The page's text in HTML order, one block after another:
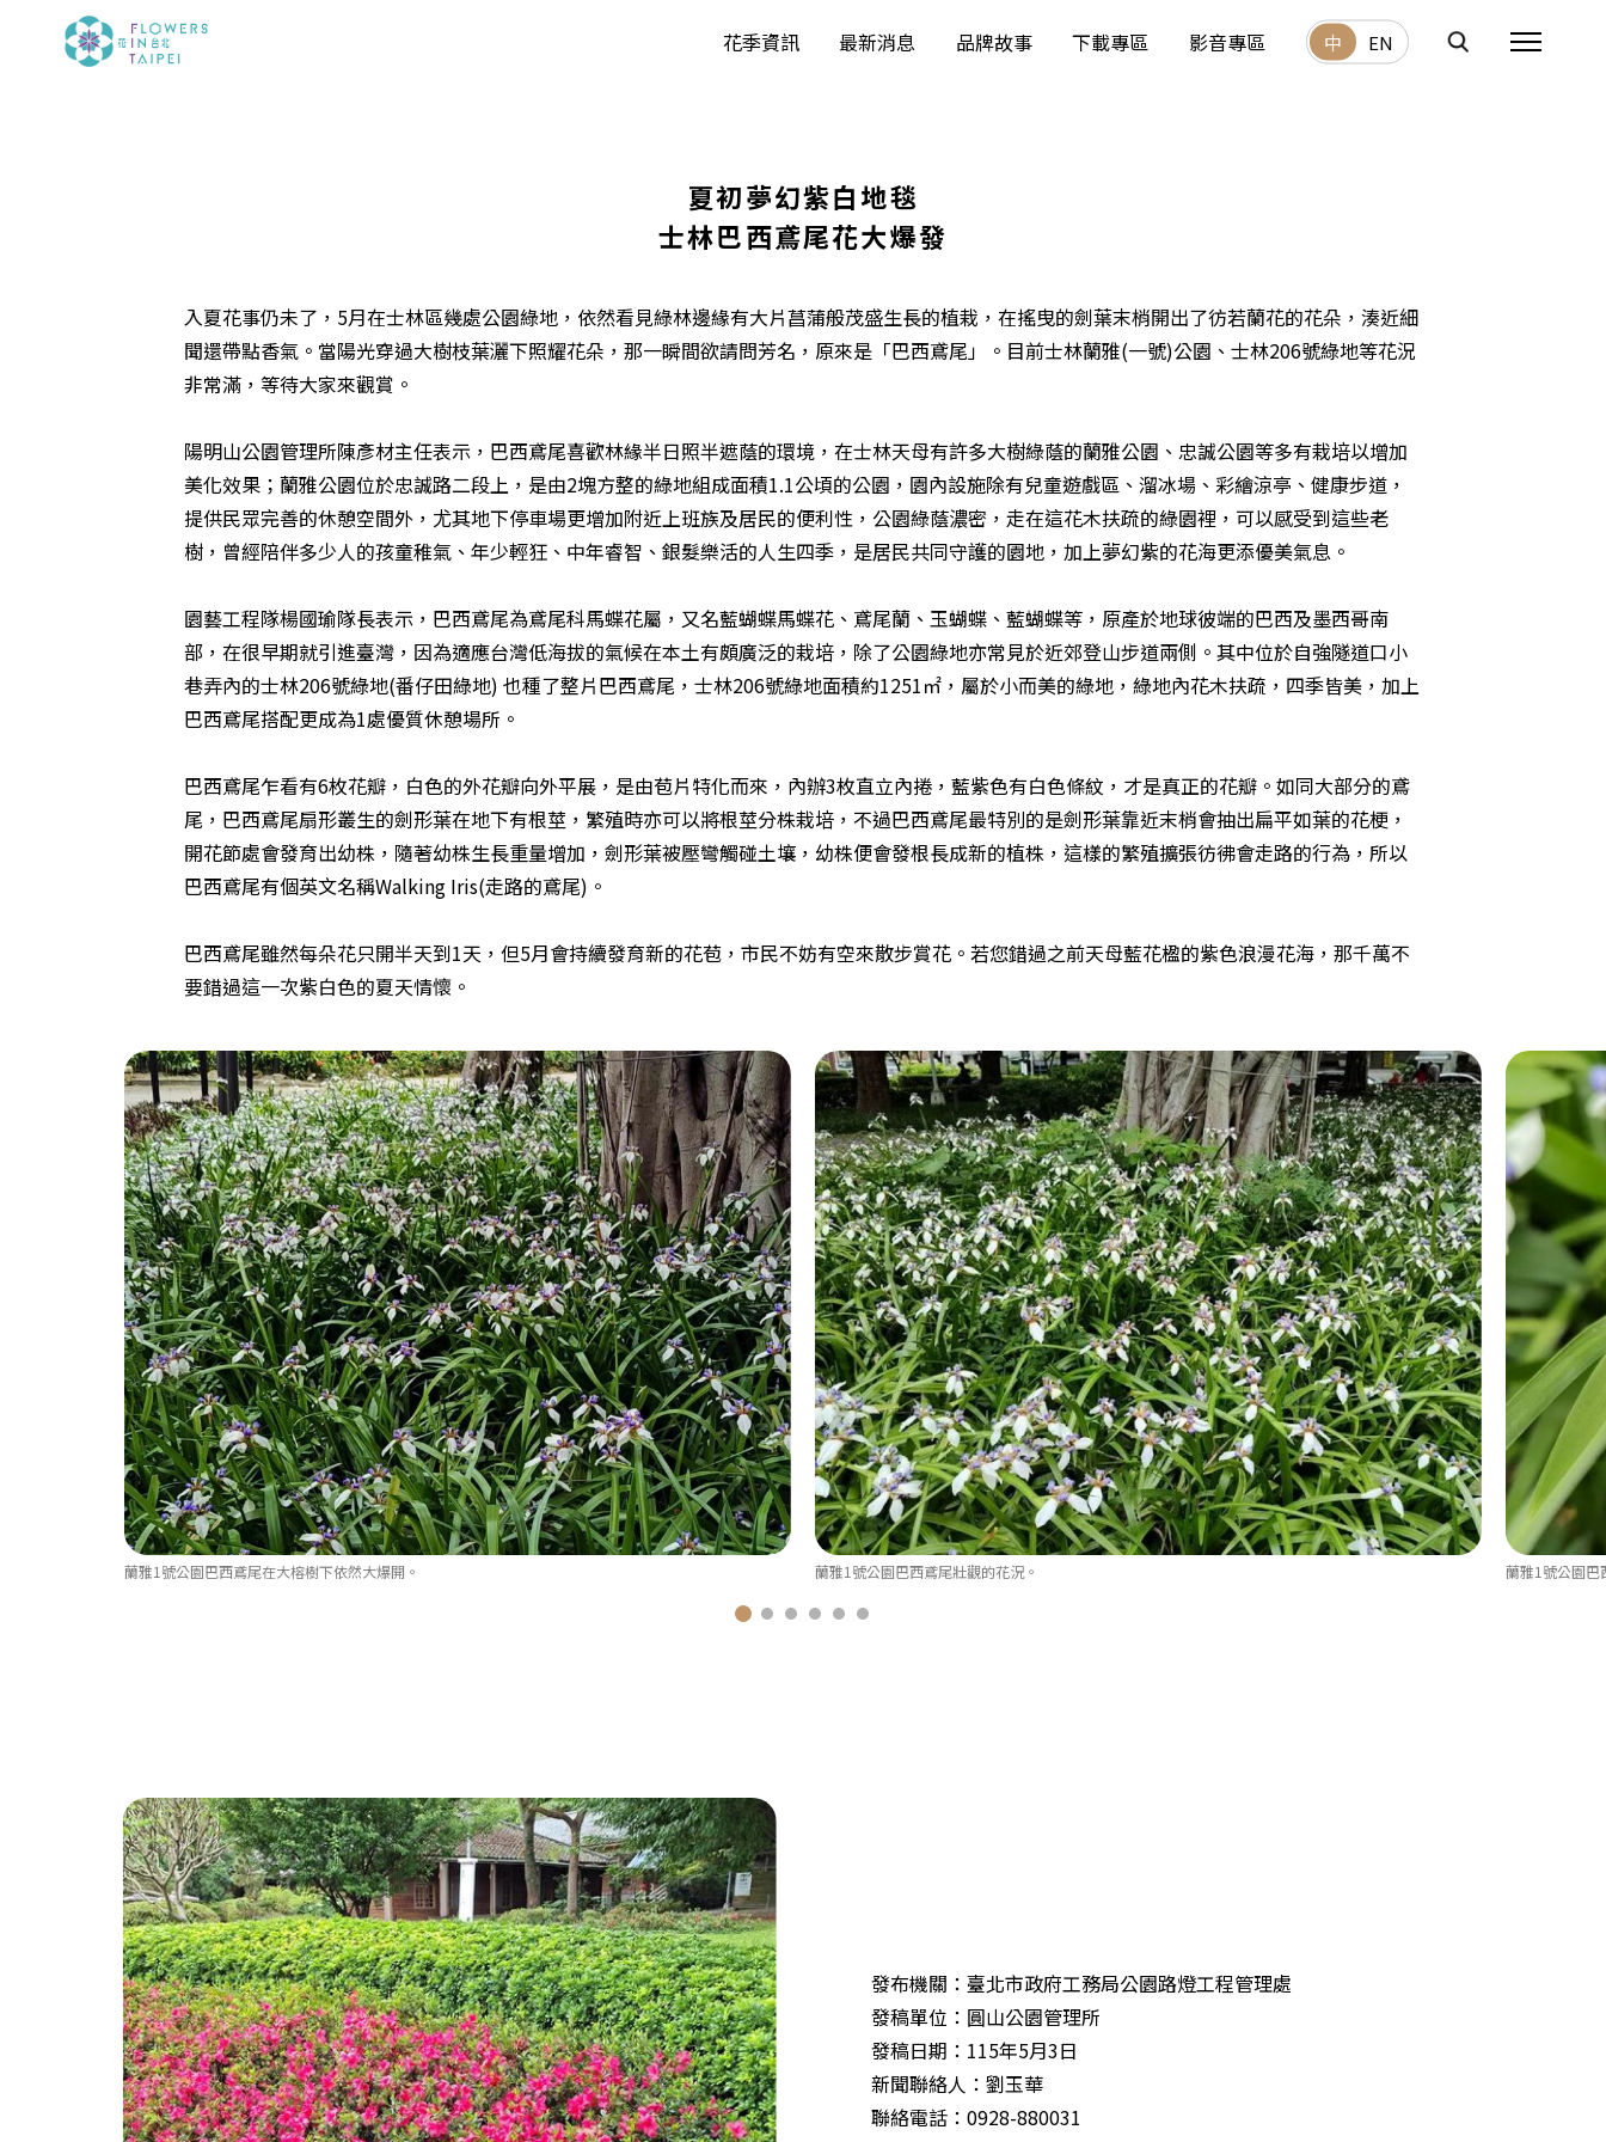
花季資訊 最新消息 品牌故事 下載專區 影音專區 中 EN
夏初夢幻紫白地毯
士林巴西鳶尾花大爆發
入夏花事仍未了，5月在士林區幾處公園綠地，依然看見綠林邊緣有大片菖蒲般茂盛生長的植栽，在搖曳的劍葉末梢開出了彷若蘭花的花朵，湊近細
聞還帶點香氣。當陽光穿過大樹枝葉灑下照耀花朵，那一瞬間欲請問芳名，原來是「巴西鳶尾」。目前士林蘭雅(一號)公園、士林206號綠地等花況
非常滿，等待大家來觀賞。
陽明山公園管理所陳彥材主任表示，巴西鳶尾喜歡林緣半日照半遮蔭的環境，在士林天母有許多大樹綠蔭的蘭雅公園、忠誠公園等多有栽培以增加
美化效果；蘭雅公園位於忠誠路二段上，是由2塊方整的綠地組成面積1.1公頃的公園，園內設施除有兒童遊戲區、溜冰場、彩繪涼亭、健康步道，
提供民眾完善的休憩空間外，尤其地下停車場更增加附近上班族及居民的便利性，公園綠蔭濃密，走在這花木扶疏的綠園裡，可以感受到這些老
樹，曾經陪伴多少人的孩童稚氣、年少輕狂、中年睿智、銀髮樂活的人生四季，是居民共同守護的園地，加上夢幻紫的花海更添優美氣息。
園藝工程隊楊國瑜隊長表示，巴西鳶尾為鳶尾科馬蝶花屬，又名藍蝴蝶馬蝶花、鳶尾蘭、玉蝴蝶、藍蝴蝶等，原產於地球彼端的巴西及墨西哥南
部，在很早期就引進臺灣，因為適應台灣低海拔的氣候在本土有頗廣泛的栽培，除了公園綠地亦常見於近郊登山步道兩側。其中位於自強隧道口小
巷弄內的士林206號綠地(番仔田綠地) 也種了整片巴西鳶尾，士林206號綠地面積約1251㎡，屬於小而美的綠地，綠地內花木扶疏，四季皆美，加上
巴西鳶尾搭配更成為1處優質休憩場所。
巴西鳶尾乍看有6枚花瓣，白色的外花瓣向外平展，是由苞片特化而來，內辦3枚直立內捲，藍紫色有白色條紋，才是真正的花瓣。如同大部分的鳶
尾，巴西鳶尾扇形叢生的劍形葉在地下有根莖，繁殖時亦可以將根莖分株栽培，不過巴西鳶尾最特別的是劍形葉靠近末梢會抽出扁平如葉的花梗，
開花節處會發育出幼株，隨著幼株生長重量增加，劍形葉被壓彎觸碰土壤，幼株便會發根長成新的植株，這樣的繁殖擴張彷彿會走路的行為，所以
巴西鳶尾有個英文名稱Walking Iris(走路的鳶尾)。
巴西鳶尾雖然每朵花只開半天到1天，但5月會持續發育新的花苞，市民不妨有空來散步賞花。若您錯過之前天母藍花楹的紫色浪漫花海，那千萬不
要錯過這一次紫白色的夏天情懷。
蘭雅1號公園巴西鳶尾在大榕樹下依然大爆開。 蘭雅1號公園巴西鳶尾壯觀的花況。 蘭雅1號公園巴
發布機關：臺北市政府工務局公園路燈工程管理處
發稿單位：圓山公園管理所
發稿日期：115年5月3日
新聞聯絡人：劉玉華
聯絡電話：0928-880031